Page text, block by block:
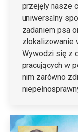
przejęły nasze
uniwersalny
zadaniem psa
zlokalizowanie
Wywodzi się z
pracujących w
nim zarówno